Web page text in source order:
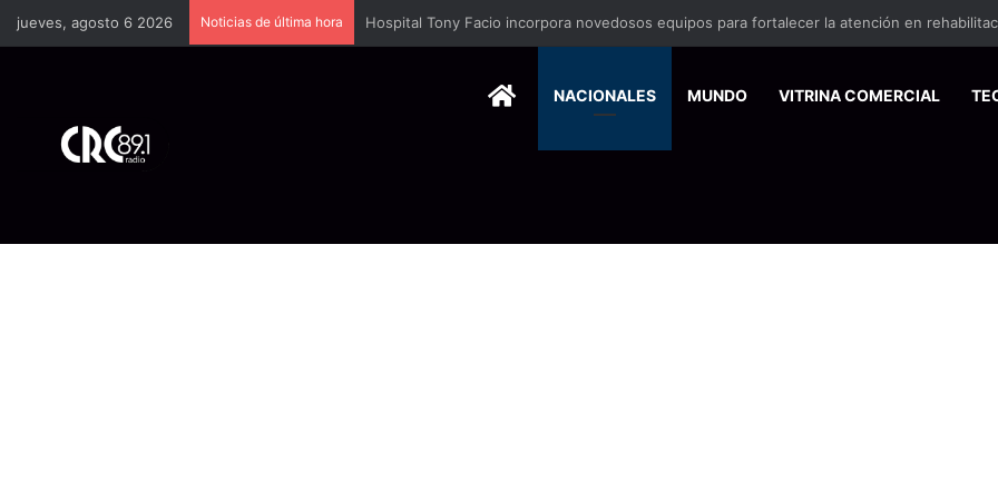
jueves, agosto 6 2026 Noticias de última hora Cámara Costarricense de Pymes capacitará a 200 emprendedores para vender por
HOMENACIONALES MUNDO VITRINA COMERCIAL